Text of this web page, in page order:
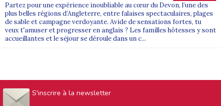
Partez pour une expérience inoubliable au cœur du Devon, l’une des
plus belles régions d’Angleterre, entre falaises spectaculaires, plages
de sable et campagne verdoyante. Avide de sensations fortes, tu
veux t'amuser et progresser en anglais ? Les familles hôtesses y sont
accueillantes et le séjour se déroule dans un c...
S'inscrire à la newsletter